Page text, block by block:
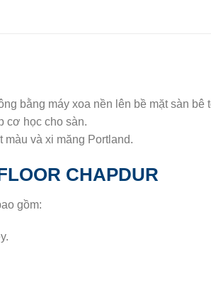
bằng máy xoa nền lên bề mặt sàn
cơ học cho sàn.
và xi măng Portland.
CHAPDUR
gồm: